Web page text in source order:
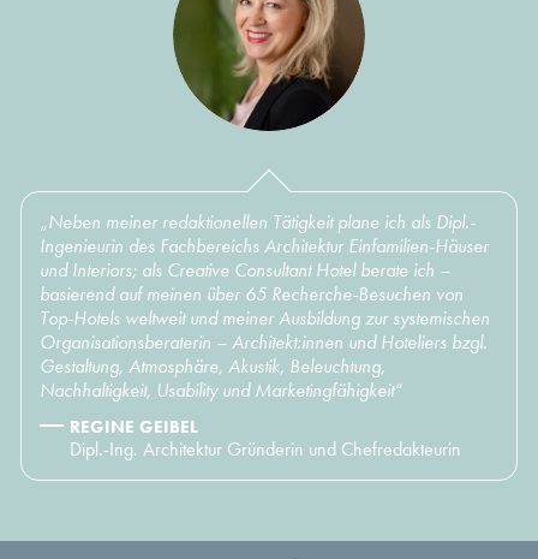
„Neben meiner redaktionellen Tätigkeit plane ich als Dipl.-
Ingenieurin des Fachbereichs Architektur Einfamilien-Häuser
und Interiors; als Creative Consultant Hotel berate ich –
basierend auf meinen über 65 Recherche-Besuchen von
Top-Hotels weltweit und meiner Ausbildung zur systemischen
Organisationsberaterin – Architekt:innen und Hoteliers bzgl.
Gestaltung, Atmosphäre, Akustik, Beleuchtung,
Nachhaltigkeit, Usability und Marketingfähigkeit“
REGINE GEIBEL
Dipl.-Ing. Architektur Gründerin und Chefredakteurin